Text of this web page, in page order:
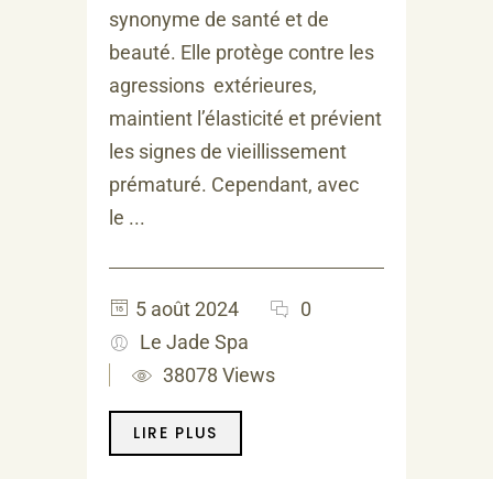
synonyme de santé et de
beauté. Elle protège contre les
agressions extérieures,
maintient l’élasticité et prévient
les signes de vieillissement
prématuré. Cependant, avec
le ...
5 août 2024
0
Le Jade Spa
38078 Views
LIRE PLUS